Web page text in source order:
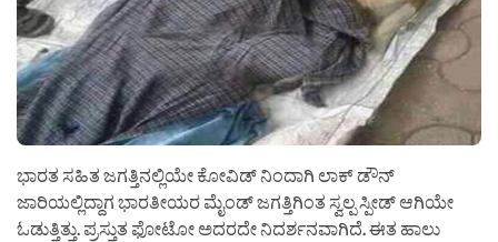
ಭಾರತ ಸಹಿತ ಜಗತ್ತಿನಲ್ಲಿಯೇ ಕೋವಿಡ್ ನಿಂದಾಗಿ ಲಾಕ್ ಡೌನ್
ಜಾರಿಯಲ್ಲಿದ್ದಾಗ ಭಾರತೀಯರ ಮೈಂಡ್ ಜಗತ್ತಿಗಿಂತ ಸ್ವಲ್ಪ ಸ್ಪೀಡ್ ಆಗಿಯೇ
ಓಡುತ್ತಿತ್ತು. ಪ್ರಸ್ತುತ ಫೋಟೋ ಅದರದೇ ನಿದರ್ಶನವಾಗಿದೆ. ಈತ ಹಾಲು